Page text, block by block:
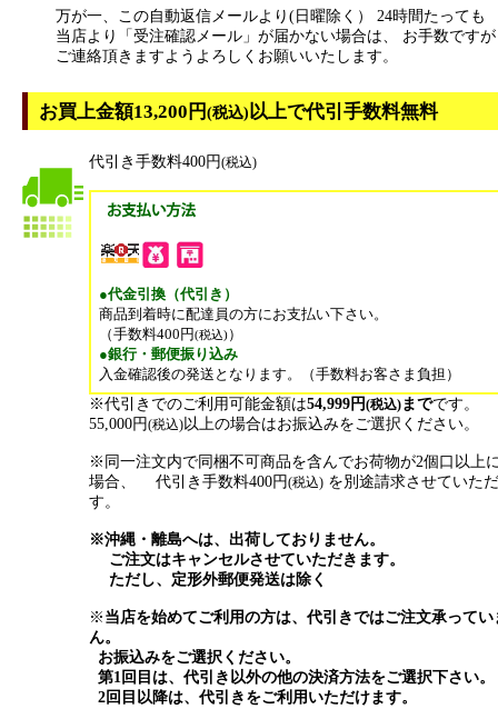
万が一、この自動返信メールより(日曜除く） 24時間たっても
当店より「受注確認メール」が届かない場合は、 お手数ですが
ご連絡頂きますようよろしくお願いいたします。
お買上金額13,200円(税込)以上で代引手数料無料
代引き手数料400円(税込)
●代金引換（代引き）
商品到着時に配達員の方にお支払い下さい。
（手数料400円(税込)）
●銀行・郵便振り込み
入金確認後の発送となります。（手数料お客さま負担）
※代引きでのご利用可能金額は54,999円(税込) までです。
55,000円(税込)以上の場合はお振込みをご選択ください。
※同一注文内で同梱不可商品を含んでお荷物が2個口以上
場合、 代引き手数料400円(税込) を別途請求させていた
す。
※沖縄・離島へは、出荷しておりません。
ご注文はキャンセルさせていただきます。
ただし、定形外郵便発送は除く
※ 当店を始めてご利用の方は、代引きではご注文承ってい
ん。
お振込みをご選択ください。
第1回目は、代引き以外の他の決済方法をご選択下さい。
2回目以降は、代引きをご利用いただけます。